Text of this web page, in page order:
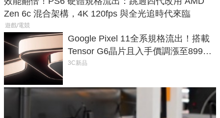
Zen 6c 混合架構，4K 120fps 與全光追時代來臨
遊戲/電競
Google Pixel 11全系規格流出！搭載
Tensor G6晶片且入手價調漲至899美
元
3C新品